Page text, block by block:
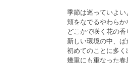
季節は巡っていよい
頬をなでるやわらか
どこかで咲く花の
新しい環境の中、
初めてのことに多く
幾重にも重なった春